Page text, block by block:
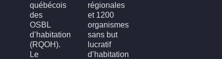
québécois
des
OSBL
d’habitation
(RQOH).
Le
régionales
et 1200
organismes
sans but
lucratif
d’habitation